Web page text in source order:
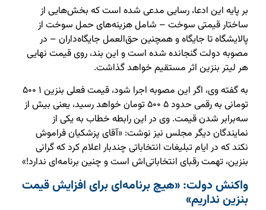
بر پایه این ادعا، رسایی مدعی شده است که بخش‌هایی از
ساختار قیمتی سوخت – شامل هزینه‌های حمل سوخت از
پالایشگاه تا جایگاه و همچنین حق‌العمل جایگاه‌داران – در
مصوبه دولت گنجانده شده است و این بند، روی قیمت نهایی
هر لیتر بنزین اثر مستقیم خواهد گذاشت.
به گفته وی، اگر این مصوبه اجرا شود، قیمت فعلی بنزین ۱ ۵۰۰
تومانی به رقمی حدود ۵ ۵۰۰ تومان خواهد رسید، یعنی بیش از
سه‌برابر شدن قیمت. وی در این رابطه خطاب به یکی از
نمایندگان دیگر مجلس نیز نوشت: «آقای پزشکیان فراموش
نکند که در ایام تبلیغات انتخاباتی چندبار اعلام کرد که گرانی
بنزین، تهمت رقبای انتخاباتی‌اش است و چنین برنامه‌ای ندارد!»
واکنش دولت: «هیچ برنامه‌ای برای افزایش قیمت
بنزین نداریم»